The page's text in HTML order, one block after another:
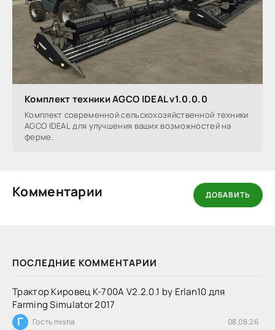
ПОСЛЕДНИЕ КОММЕНТАРИИ
Трактор Кировец К-700А V2.2.0.1 by Erlan10 для
Farming Simulator 2017
Г Гость misha 08.08.26
Комплект техники AGCO IDEAL v1.0.0.0
Комплект современной сельскохозяйственной техники
AGCO IDEAL для улучшения ваших возможностей на
ферме.
Комментарии ДОБАВИТЬ